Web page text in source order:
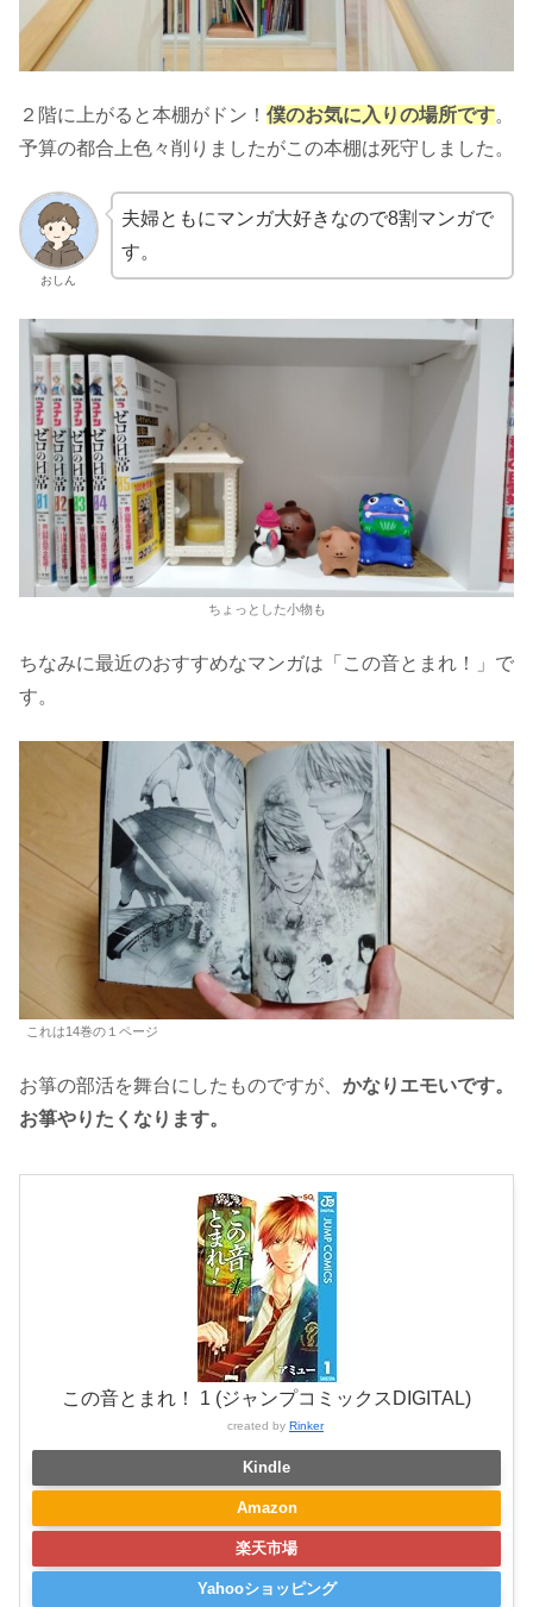
２階に上がると本棚がドン！ 僕のお気に入りの場所です。
予算の都合上色々削りましたがこの本棚は死守しました。
おしん
夫婦ともにマンガ大好きなので8割マンガで
す。
ちょっとした小物も
ちなみに最近のおすすめなマンガは「この音とまれ！」で
す。
これは14巻の１ページ
お箏の部活を舞台にしたものですが、 かなりエモいです。
お箏やりたくなります。
この音とまれ！ 1 (ジャンプコミックスDIGITAL)
created by Rinker
Kindle
Amazon
楽天市場
Yahooショッピング